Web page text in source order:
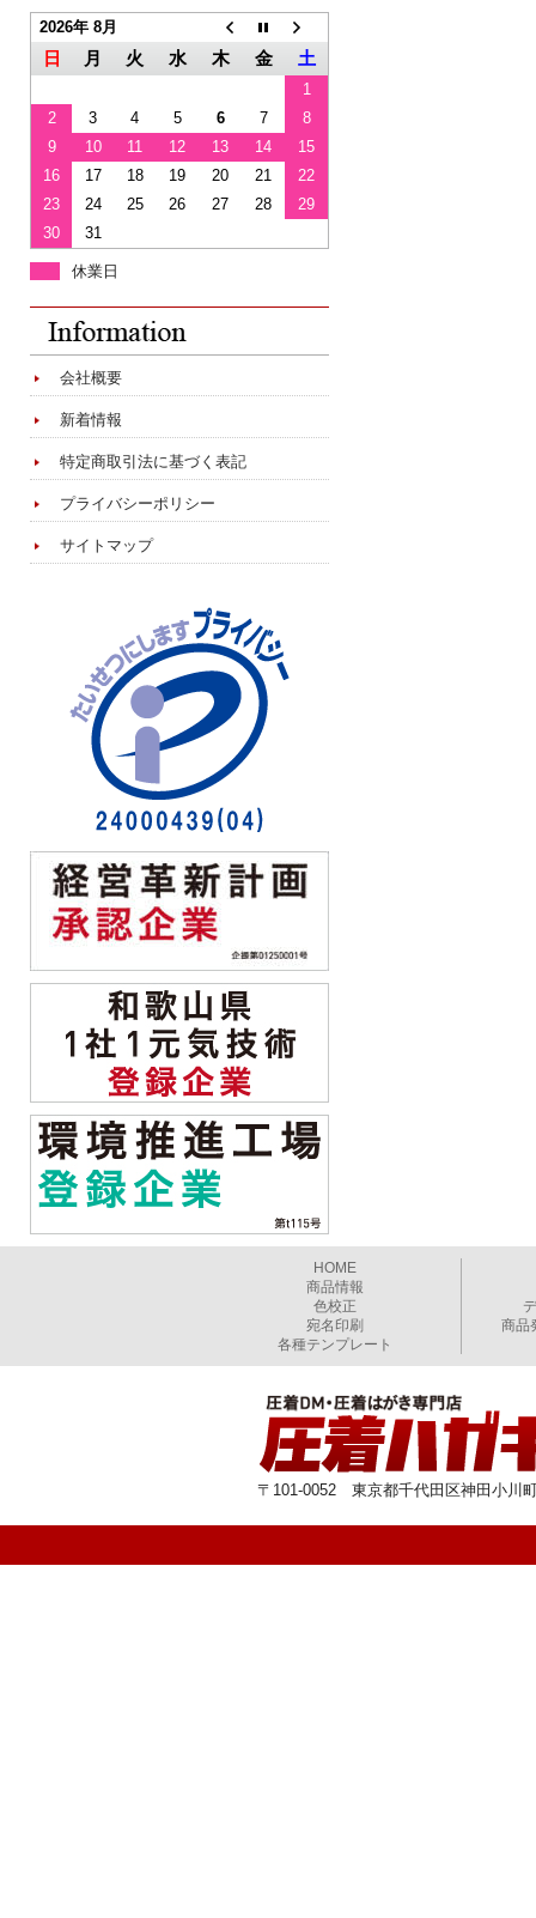
2026年 8月
日 月 火 水 木 金 土
1
2
3 4 5 6 7
8
9
10 11 12 13 14
15
16
17 18 19 20 21
22
23
24 25 26 27 28
29
30
31
休業日
会社概要
新着情報
特定商取引法に基づく表記
プライバシーポリシー
サイトマップ
HOME
商品情報
色校正
宛名印刷
各種テンプレート
商品
〒101-0052 東京都千代田区神田小川